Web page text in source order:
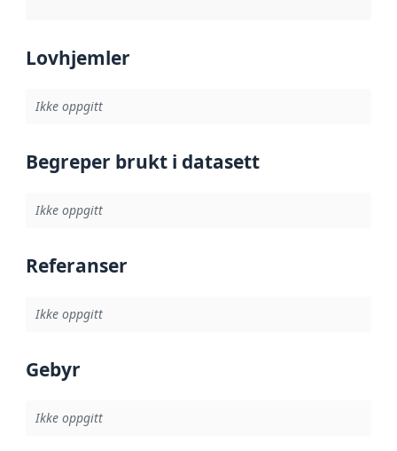
Lovhjemler
Ikke oppgitt
Begreper brukt i datasett
Ikke oppgitt
Referanser
Ikke oppgitt
Gebyr
Ikke oppgitt